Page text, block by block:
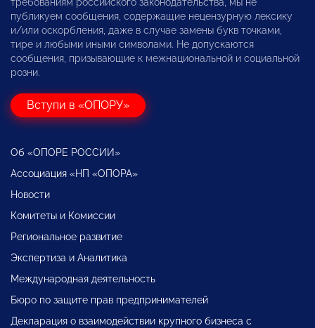
публикуем сообщения, содержащие нецензурную лексику
и/или оскорбления, даже в случае замены букв точками,
тире и любыми иными символами. Не допускаются
сообщения, призывающие к межнациональной и социальной
розни.
Вступи в «ОПОРУ»
Об «ОПОРЕ РОССИИ»
Ассоциация «НП «ОПОРА»
Новости
Комитеты и Комиссии
Региональное развитие
Экспертиза и Аналитика
Международная деятельность
Бюро по защите прав предпринимателей
Декларация о взаимодействии крупного бизнеса с